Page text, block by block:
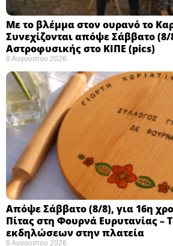
Με το βλέμμα στον ουρανό το
Συνεχίζονται απόψε Σάββατο (8/
Αστροφυσικής στο ΚΙΠΕ (pics)
8 Αυγούστου 2026
Απόψε Σάββατο (8/8), για 16η
Πίτας στη Φουρνά Ευρυτανίας –
εκδηλώσεων στην πλατεία
8 Αυγούστου 2026